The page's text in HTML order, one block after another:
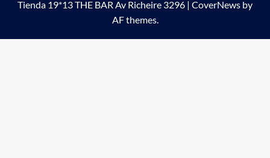
Tienda 19*13 THE BAR Av Richeire 3296 | CoverNews by
AF themes.